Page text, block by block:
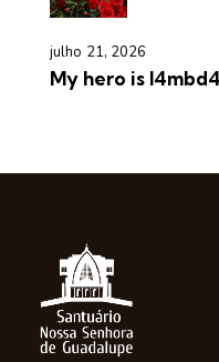
julho 21, 2026
My hero is